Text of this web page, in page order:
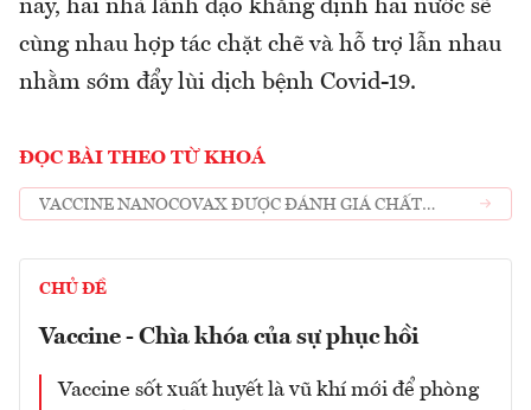
nay, hai nhà lãnh đạo khẳng định hai nước sẽ
cùng nhau hợp tác chặt chẽ và hỗ trợ lẫn nhau
nhằm sớm đẩy lùi dịch bệnh Covid-19.
ĐỌC BÀI THEO TỪ KHOÁ
VACCINE NANOCOVAX ĐƯỢC ĐÁNH GIÁ CHẤT
CHỦ ĐỀ
Vaccine - Chìa khóa của sự phục hồi
Vaccine sốt xuất huyết là vũ khí mới để phòng